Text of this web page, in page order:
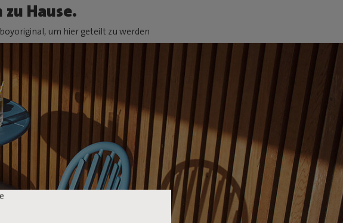
Hause.
um hier geteilt zu werden